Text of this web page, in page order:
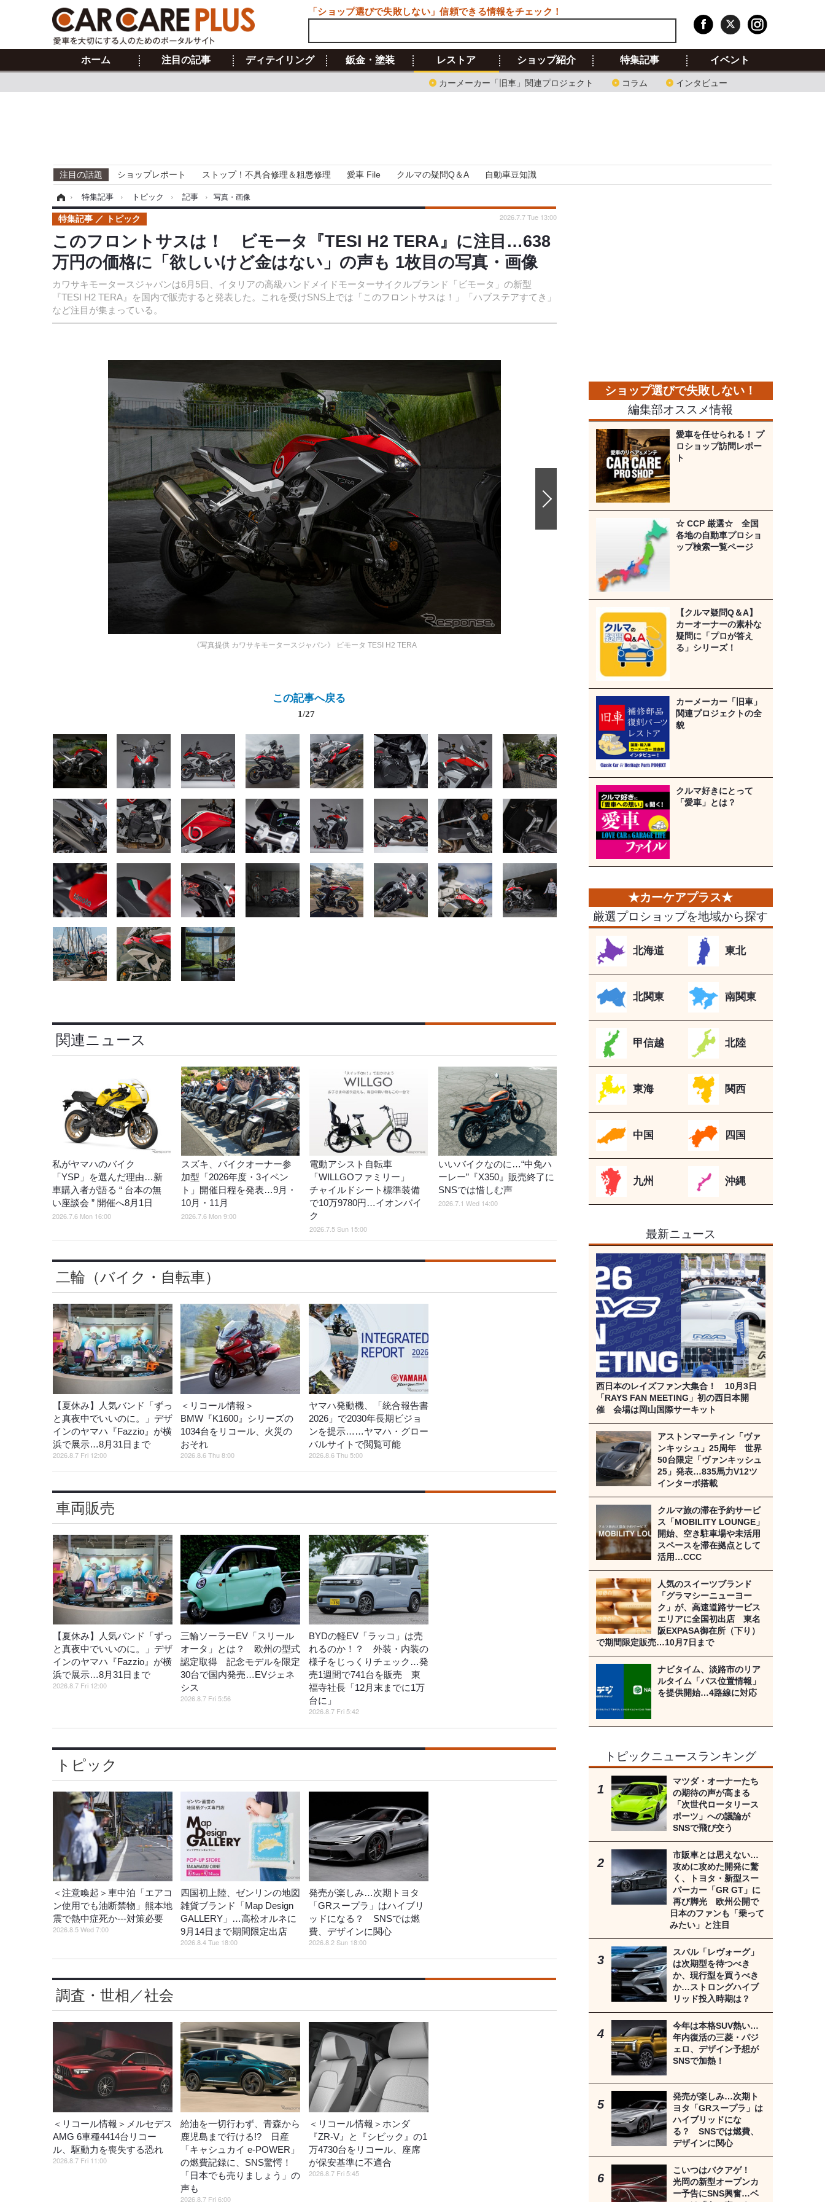
ホーム 注目の記事 ディテイリング 鈑金・塗装 レストア
カーメーカー「旧車」関連プロジェクト コラム インタビュー
ショップ紹介 特集記事 イベント
注目の話題 ショップレポート ストップ！不具合修理＆粗悪修理 愛車 File クルマの疑問Q＆A 自動車豆知識
› 特集記事 › トピック › 記事 › 写真・画像
このフロントサスは！ ビモータ『TESI H2 TERA』に注目…638
万円の価格に「欲しいけど金はない」の声も 1枚目の写真・画像
カワサキモータースジャパンは6月5日、イタリアの高級ハンドメイドモーターサイクルブランド「ビモータ」の新型
『TESI H2 TERA』を国内で販売すると発表した。これを受けSNS上では「このフロントサスは！」「ハブステアすてき」
など注目が集まっている。
特集記事 トピック 2026.7.7 Tue 13:00
《写真提供 カワサキモータースジャパン》 ビモータ TESI H2 TERA
この記事へ戻る
1/27
関連ニュース
私がヤマハのバイク
「YSP」を選んだ理由…新
車購入者が語る “ 台本の無
い座談会 ” 開催へ8月1日
2026.7.6 Mon 16:00
スズキ、バイクオーナー参
加型「2026年度・3イベン
ト」開催日程を発表…9月・
10月・11月
2026.7.6 Mon 9:00
電動アシスト自転車
「WILLGOファミリー」
チャイルドシート標準装備
で10万9780円…イオンバイ
ク
2026.7.5 Sun 15:00
いいバイクなのに…“中免ハ
ーレー”『X350』販売終了に
SNSでは惜しむ声
2026.7.1 Wed 14:00
二輪（バイク・自転車）
【夏休み】人気バンド「ずっ
と真夜中でいいのに。」デザ
インのヤマハ『Fazzio』が横
浜で展示…8月31日まで
2026.8.7 Fri 12:00
＜リコール情報＞
BMW『K1600』シリーズの
1034台をリコール、火災の
おそれ
2026.8.6 Thu 8:00
ヤマハ発動機、「統合報告書
2026」で2030年長期ビジョ
ンを提示……ヤマハ・グロー
バルサイトで閲覧可能
2026.8.6 Thu 5:00
車両販売
【夏休み】人気バンド「ずっ
と真夜中でいいのに。」デザ
インのヤマハ『Fazzio』が横
浜で展示…8月31日まで
2026.8.7 Fri 12:00
三輪ソーラーEV「スリール
オータ」とは？ 欧州の型式
認定取得 記念モデルを限定
30台で国内発売…EVジェネ
シス
2026.8.7 Fri 5:56
BYDの軽EV「ラッコ」は売
れるのか！？ 外装・内装の
様子をじっくりチェック…発
売1週間で741台を販売 東
福寺社長「12月末までに1万
台に」
2026.8.7 Fri 5:42
トピック
＜注意喚起＞車中泊「エアコ
ン使用でも油断禁物」熊本地
震で熱中症死か---対策必要
2026.8.5 Wed 7:00
四国初上陸、ゼンリンの地図
雑貨ブランド「Map Design
GALLERY」…高松オルネに
9月14日まで期間限定出店
2026.8.4 Tue 18:00
発売が楽しみ…次期トヨタ
「GRスープラ」はハイブリ
ッドになる？ SNSでは燃
費、デザインに関心
2026.8.2 Sun 18:00
調査・世相／社会
＜リコール情報＞メルセデス
AMG 6車種4414台リコー
ル、駆動力を喪失する恐れ
2026.8.7 Fri 11:00
給油を一切行わず、青森から
鹿児島まで行ける!? 日産
「キャシュカイ e-POWER」
の燃費記録に、SNS驚愕！
「日本でも売りましょう」の
声も
2026.8.7 Fri 6:00
＜リコール情報＞ホンダ
『ZR-V』と『シビック』の1
万4730台をリコール、座席
が保安基準に不適合
2026.8.7 Fri 5:45
編集部オススメ情報
愛車を任せられる！ プ
ロショップ訪問レポー
ト
☆ CCP 厳選☆ 全国
各地の自動車プロショ
ップ検索一覧ページ
【クルマ疑問Q＆A】
カーオーナーの素朴な
疑問に「プロが答え
る」シリーズ！
カーメーカー「旧車」
関連プロジェクトの全
貌
クルマ好きにとって
「愛車」とは？
厳選プロショップを地域から探す
北海道 東北
北関東 南関東
甲信越 北陸
東海 関西
中国 四国
九州 沖縄
最新ニュース
西日本のレイズファン大集合！ 10月3日
「RAYS FAN MEETING」初の西日本開
催 会場は岡山国際サーキット
アストンマーティン「ヴァ
ンキッシュ」25周年 世界
50台限定「ヴァンキッシュ
25」発表…835馬力V12ツ
インターボ搭載
クルマ旅の滞在予約サービ
ス「MOBILITY LOUNGE」
開始、空き駐車場や未活用
スペースを滞在拠点として
活用…CCC
人気のスイーツブランド
「グラマシーニューヨー
ク」が、高速道路サービス
エリアに全国初出店 東名
阪EXPASA御在所（下り）
で期間限定販売…10月7日まで
ナビタイム、淡路市のリア
ルタイム「バス位置情報」
を提供開始…4路線に対応
トピックニュースランキング
マツダ・オーナーたち
の期待の声が高まる
「次世代ロータリース
ポーツ」への議論が
SNSで飛び交う
市販車とは思えない…
攻めに攻めた開発に驚
く、トヨタ・新型スー
パーカー「GR GT」に
再び脚光 欧州公開で
日本のファンも「乗って
みたい」と注目
スバル「レヴォーグ」
は次期型を待つべき
か、現行型を買うべき
か…ストロングハイブ
リッド投入時期は？
今年は本格SUV熱い…
年内復活の三菱・パジ
ェロ、デザイン予想が
SNSで加熱！
発売が楽しみ…次期ト
ヨタ「GRスープラ」は
ハイブリッドにな
る？ SNSでは燃費、
デザインに関心
こいつはバクアゲ！
光岡の新型オープンカ
ー予告にSNS興奮…ベ
「ショップ選びで失敗しない」信頼できる情報をチェック！